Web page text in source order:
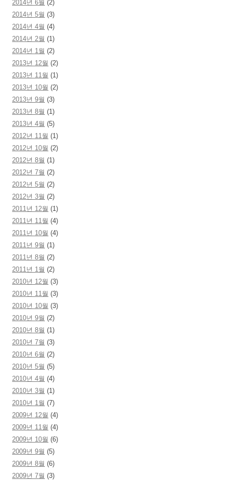
2014년 6월 (2)
2014년 5월 (3)
2014년 4월 (4)
2014년 2월 (1)
2014년 1월 (2)
2013년 12월 (2)
2013년 11월 (1)
2013년 10월 (2)
2013년 9월 (3)
2013년 8월 (1)
2013년 4월 (5)
2012년 11월 (1)
2012년 10월 (2)
2012년 8월 (1)
2012년 7월 (2)
2012년 5월 (2)
2012년 3월 (2)
2011년 12월 (1)
2011년 11월 (4)
2011년 10월 (4)
2011년 9월 (1)
2011년 8월 (2)
2011년 1월 (2)
2010년 12월 (3)
2010년 11월 (3)
2010년 10월 (3)
2010년 9월 (2)
2010년 8월 (1)
2010년 7월 (3)
2010년 6월 (2)
2010년 5월 (5)
2010년 4월 (4)
2010년 3월 (1)
2010년 1월 (7)
2009년 12월 (4)
2009년 11월 (4)
2009년 10월 (6)
2009년 9월 (5)
2009년 8월 (6)
2009년 7월 (3)